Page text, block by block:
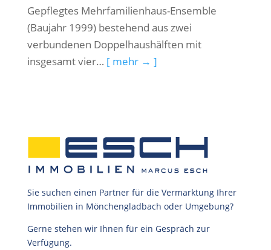
Gepflegtes Mehrfamilienhaus-Ensemble
(Baujahr 1999) bestehend aus zwei
verbundenen Doppelhaushälften mit
insgesamt vier… [ mehr → ]
Sie suchen einen Partner für die Vermarktung Ihrer
Immobilien in Mönchengladbach oder Umgebung?
Gerne stehen wir Ihnen für ein Gespräch zur
Verfügung.